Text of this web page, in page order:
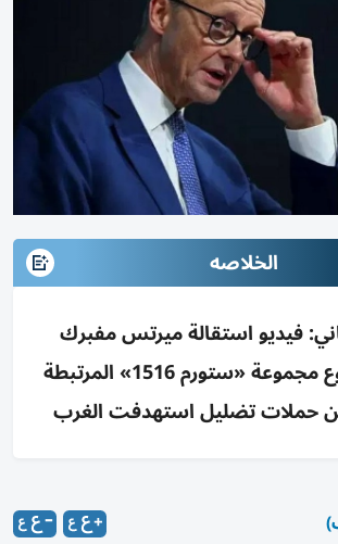
الخلاصه
فيديو استقالة ميرتس مفبرك
ويُشتبه بضلوع مجموعة «ستورم 1516» المرتبطة
حملات تضليل استهدفت الغرب